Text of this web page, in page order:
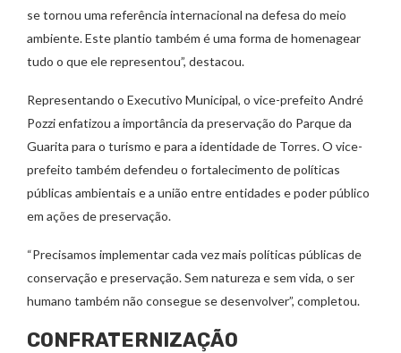
se tornou uma referência internacional na defesa do meio
ambiente. Este plantio também é uma forma de homenagear
tudo o que ele representou”, destacou.
Representando o Executivo Municipal, o vice-prefeito André
Pozzi enfatizou a importância da preservação do Parque da
Guarita para o turismo e para a identidade de Torres. O vice-
prefeito também defendeu o fortalecimento de políticas
públicas ambientais e a união entre entidades e poder público
em ações de preservação.
“Precisamos implementar cada vez mais políticas públicas de
conservação e preservação. Sem natureza e sem vida, o ser
humano também não consegue se desenvolver”, completou.
CONFRATERNIZAÇÃO